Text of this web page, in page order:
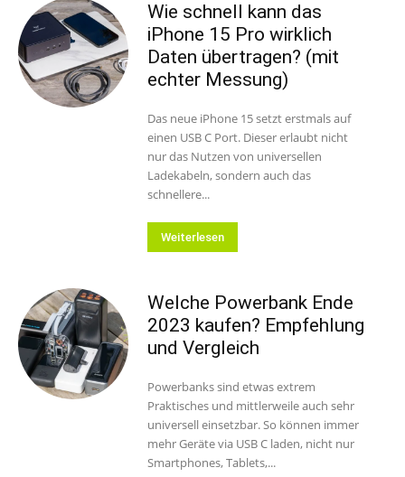
Wie schnell kann das
iPhone 15 Pro wirklich
Daten übertragen? (mit
echter Messung)
Das neue iPhone 15 setzt erstmals auf
einen USB C Port. Dieser erlaubt nicht
nur das Nutzen von universellen
Ladekabeln, sondern auch das
schnellere...
Weiterlesen
Welche Powerbank Ende
2023 kaufen? Empfehlung
und Vergleich
Powerbanks sind etwas extrem
Praktisches und mittlerweile auch sehr
universell einsetzbar. So können immer
mehr Geräte via USB C laden, nicht nur
Smartphones, Tablets,...